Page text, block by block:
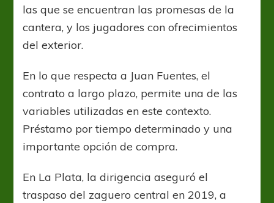
las que se encuentran las promesas de la
cantera, y los jugadores con ofrecimientos
del exterior.
En lo que respecta a Juan Fuentes, el
contrato a largo plazo, permite una de las
variables utilizadas en este contexto.
Préstamo por tiempo determinado y una
importante opción de compra.
En La Plata, la dirigencia aseguró el
traspaso del zaguero central en 2019, a